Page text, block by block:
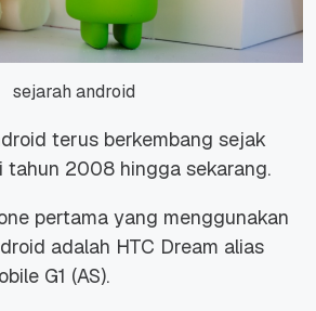
sejarah android
terus berkembang sejak
tahun 2008 hingga sekarang.
pertama yang menggunakan
adalah HTC Dream alias
G1 (AS).